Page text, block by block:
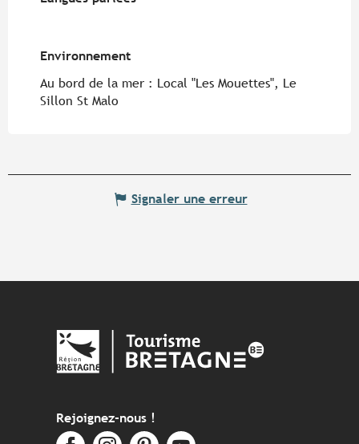
Environnement
Environnement
Au bord de la mer : Local "Les Mouettes", Le
Sillon St Malo
Signaler une erreur
Rejoignez-nous !